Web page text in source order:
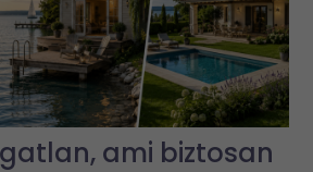
ami biztosan